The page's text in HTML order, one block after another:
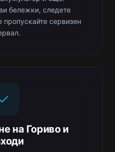
бележки, следете
пропускайте сервизен
на Гориво и